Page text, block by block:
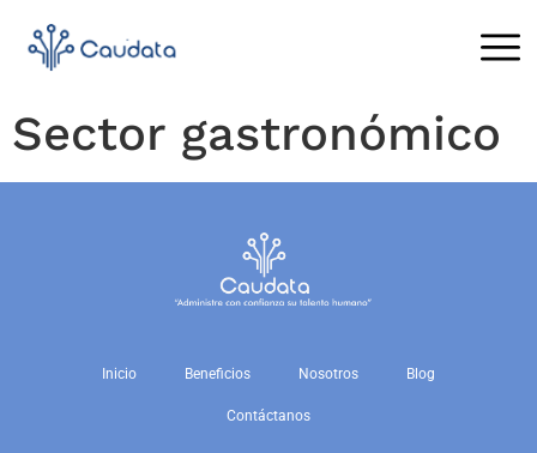
Sector gastronómico
Inicio Beneficios Nosotros Blog
Contáctanos